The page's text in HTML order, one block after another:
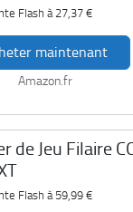
Flash à27,37 €
maintenant
Amazon.fr
de Jeu Filaire
Flash à59,99 €